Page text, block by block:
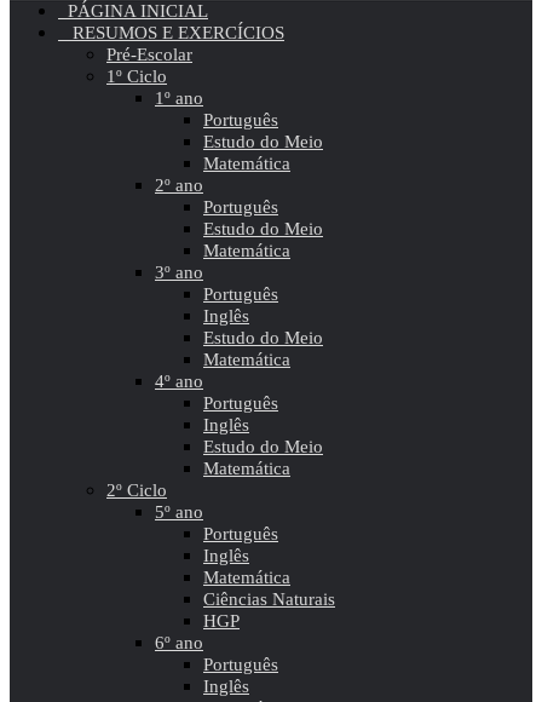
PÁGINA INICIAL
RESUMOS E EXERCÍCIOS
Pré-Escolar
1º Ciclo
1º ano
Português
Estudo do Meio
Matemática
2º ano
Português
Estudo do Meio
Matemática
3º ano
Português
Inglês
Estudo do Meio
Matemática
4º ano
Português
Inglês
Estudo do Meio
Matemática
2º Ciclo
5º ano
Português
Inglês
Matemática
Ciências Naturais
HGP
6º ano
Português
Inglês